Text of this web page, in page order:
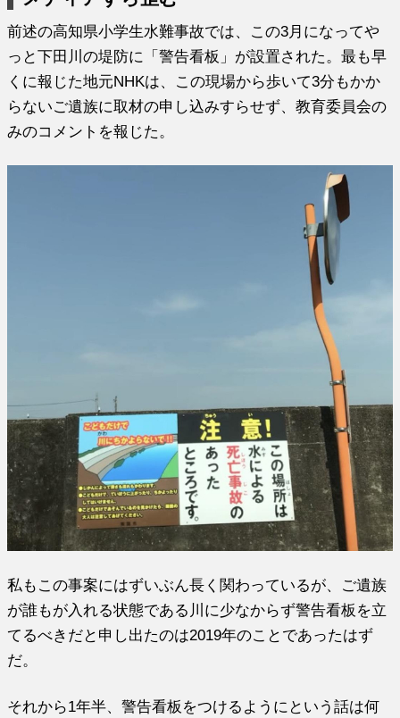
前述の高知県小学生水難事故では、この3月になってや
っと下田川の堤防に「警告看板」が設置された。最も早
くに報じた地元NHKは、この現場から歩いて3分もかか
らないご遺族に取材の申し込みすらせず、教育委員会の
みのコメントを報じた。
私もこの事案にはずいぶん長く関わっているが、ご遺族
が誰もが入れる状態である川に少なからず警告看板を立
てるべきだと申し出たのは2019年のことであったはず
だ。
それから1年半、警告看板をつけるようにという話は何